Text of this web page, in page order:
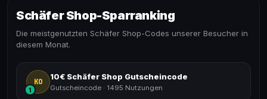
Schäfer Shop-Sparranking
Die meistgenutzten Schäfer Shop-Codes unserer Besucher in
diesem Monat.
KO
1
10€ Schäfer Shop Gutscheincode
Gutscheincode · 1495 Nutzungen